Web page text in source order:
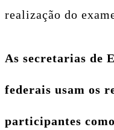
realização do
As secretarias de
federais usam os
participantes